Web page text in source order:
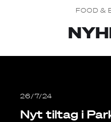
FOOD &
26/7/24
Nyt tiltag i